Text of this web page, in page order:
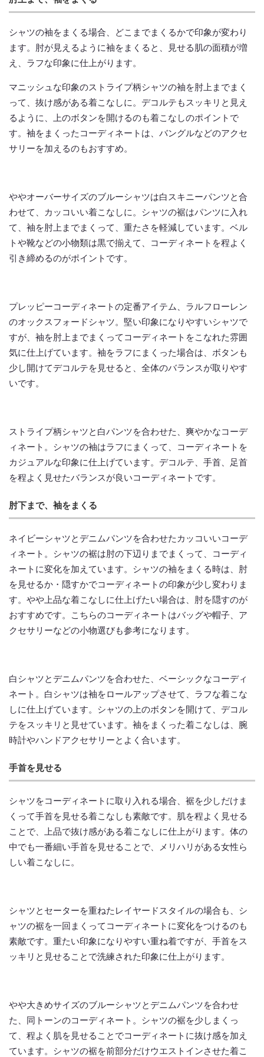
シャツの袖をまくる場合、どこまでまくるかで印象が変わり
ます。肘が見えるように袖をまくると、見せる肌の面積が増
え、ラフな印象に仕上がります。
マニッシュな印象のストライプ柄シャツの袖を肘上までまく
って、抜け感がある着こなしに。デコルテもスッキリと見え
るように、上のボタンを開けるのも着こなしのポイントで
す。袖をまくったコーディネートは、バングルなどのアクセ
サリーを加えるのもおすすめ。
ややオーバーサイズのブルーシャツは白スキニーパンツと合
わせて、カッコいい着こなしに。シャツの裾はパンツに入れ
て、袖を肘上までまくって、重たさを軽減しています。ベル
トや靴などの小物類は黒で揃えて、コーディネートを程よく
引き締めるのがポイントです。
プレッピーコーディネートの定番アイテム、ラルフローレン
のオックスフォードシャツ。堅い印象になりやすいシャツで
すが、袖を肘上までまくってコーディネートをこなれた雰囲
気に仕上げています。袖をラフにまくった場合は、ボタンも
少し開けてデコルテを見せると、全体のバランスが取りやす
いです。
ストライプ柄シャツと白パンツを合わせた、爽やかなコーデ
ィネート。シャツの袖はラフにまくって、コーディネートを
カジュアルな印象に仕上げています。デコルテ、手首、足首
を程よく見せたバランスが良いコーディネートです。
肘下まで、袖をまくる
ネイビーシャツとデニムパンツを合わせたカッコいいコーデ
ィネート。シャツの裾は肘の下辺りまでまくって、コーディ
ネートに変化を加えています。シャツの袖をまくる時は、肘
を見せるか・隠すかでコーディネートの印象が少し変わりま
す。やや上品な着こなしに仕上げたい場合は、肘を隠すのが
おすすめです。こちらのコーディネートはバッグや帽子、ア
クセサリーなどの小物選びも参考になります。
白シャツとデニムパンツを合わせた、ベーシックなコーディ
ネート。白シャツは袖をロールアップさせて、ラフな着こな
しに仕上げています。シャツの上のボタンを開けて、デコル
テをスッキリと見せています。袖をまくった着こなしは、腕
時計やハンドアクセサリーとよく合います。
手首を見せる
シャツをコーディネートに取り入れる場合、裾を少しだけま
くって手首を見せる着こなしも素敵です。肌を程よく見せる
ことで、上品で抜け感がある着こなしに仕上がります。体の
中でも一番細い手首を見せることで、メリハリがある女性ら
しい着こなしに。
シャツとセーターを重ねたレイヤードスタイルの場合も、シ
ャツの裾を一回まくってコーディネートに変化をつけるのも
素敵です。重たい印象になりやすい重ね着ですが、手首をス
ッキリと見せることで洗練された印象に仕上がります。
やや大きめサイズのブルーシャツとデニムパンツを合わせ
た、同トーンのコーディネート。シャツの裾を少しまくっ
て、程よく肌を見せることでコーディネートに抜け感を加え
ています。シャツの裾を前部分だけウエストインさせた着こ